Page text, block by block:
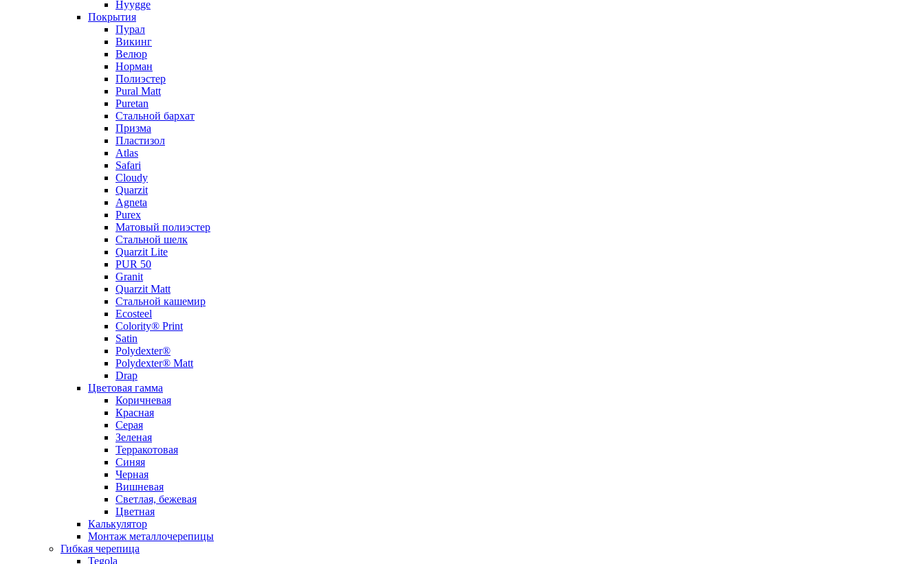
Hyygge
Покрытия
Пурал
Викинг
Велюр
Норман
Полиэстер
Pural Matt
Puretan
Стальной бархат
Призма
Пластизол
Atlas
Safari
Cloudy
Quarzit
Agneta
Purex
Матовый полиэстер
Стальной шелк
Quarzit Lite
PUR 50
Granit
Quarzit Matt
Стальной кашемир
Ecosteel
Colority® Print
Satin
Polydexter®
Polydexter® Matt
Drap
Цветовая гамма
Коричневая
Красная
Серая
Зеленая
Терракотовая
Синяя
Черная
Вишневая
Светлая, бежевая
Цветная
Калькулятор
Монтаж металлочерепицы
Гибкая черепица
Tegola